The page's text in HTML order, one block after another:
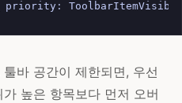
priority :
바 공간이 제한되면, 우선
높은 항목보다 먼저 오버